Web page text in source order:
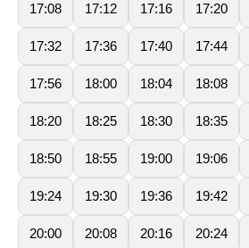
17:08 17:12 17:16 17:20
17:32 17:36 17:40 17:44
17:56 18:00 18:04 18:08
18:20 18:25 18:30 18:35
18:50 18:55 19:00 19:06
19:24 19:30 19:36 19:42
20:00 20:08 20:16 20:24